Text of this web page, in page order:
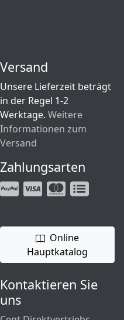
Versand
Unsere Lieferzeit beträgt
in der Regel 1-2
Werktage. Weitere
Informationen zum
Versand
Zahlungsarten
Online
Hauptkatalog
Kontaktieren Sie
uns